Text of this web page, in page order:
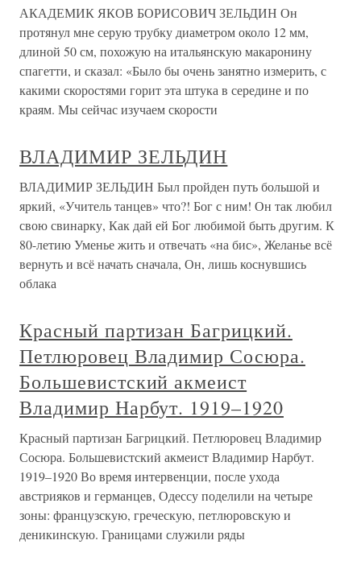
АКАДЕМИК ЯКОВ БОРИСОВИЧ ЗЕЛЬДИН Он
протянул мне серую трубку диаметром около 12 мм,
длиной 50 см, похожую на итальянскую макаронину
спагетти, и сказал: «Было бы очень занятно измерить, с
какими скоростями горит эта штука в середине и по
краям. Мы сейчас изучаем скорости
ВЛАДИМИР ЗЕЛЬДИН
ВЛАДИМИР ЗЕЛЬДИН Был пройден путь большой и
яркий, «Учитель танцев» что?! Бог с ним! Он так любил
свою свинарку, Как дай ей Бог любимой быть другим. К
80-летию Уменье жить и отвечать «на бис», Желанье всё
вернуть и всё начать сначала, Он, лишь коснувшись
облака
Красный партизан Багрицкий.
Петлюровец Владимир Сосюра.
Большевистский акмеист
Владимир Нарбут. 1919–1920
Красный партизан Багрицкий. Петлюровец Владимир
Сосюра. Большевистский акмеист Владимир Нарбут.
1919–1920 Во время интервенции, после ухода
австрияков и германцев, Одессу поделили на четыре
зоны: французскую, греческую, петлюровскую и
деникинскую. Границами служили ряды